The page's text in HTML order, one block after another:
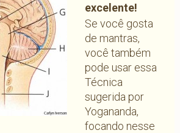
excelente!
Se você gosta
de mantras,
você também
pode usar essa
Técnica
sugerida por
Yogananda,
focando nesse